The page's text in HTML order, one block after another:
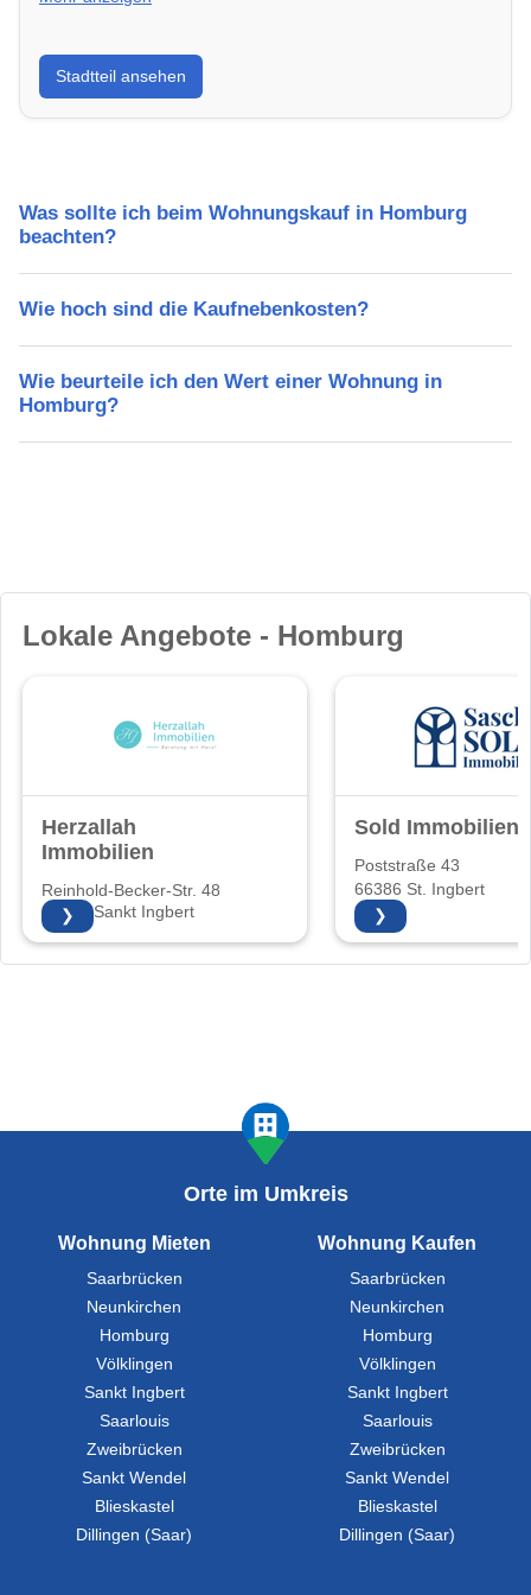
Erfahre mehr über deinen Stadtteil in Homburg:
Lebensqualität, Verkehrsanbindung, Schulen,
Freizeitmöglichkeiten und Mietpreise.
Stadtteil ansehen
Was sollte ich beim Wohnungskauf in Homburg
beachten?
Wie hoch sind die Kaufnebenkosten?
Wie beurteile ich den Wert einer Wohnung in
Homburg?
Lokale Angebote - Homburg
Herzallah
Immobilien
Reinhold-Becker-Str. 48
66386 Sankt Ingbert
❯
Sold Immobilien
Poststraße 43
66386 St. Ingbert
❯
Orte im Umkreis
Wohnung Mieten
Saarbrücken
Neunkirchen
Homburg
Völklingen
Sankt Ingbert
Saarlouis
Zweibrücken
Sankt Wendel
Blieskastel
Dillingen (Saar)
Wohnung Kaufen
Saarbrücken
Neunkirchen
Homburg
Völklingen
Sankt Ingbert
Saarlouis
Zweibrücken
Sankt Wendel
Blieskastel
Dillingen (Saar)